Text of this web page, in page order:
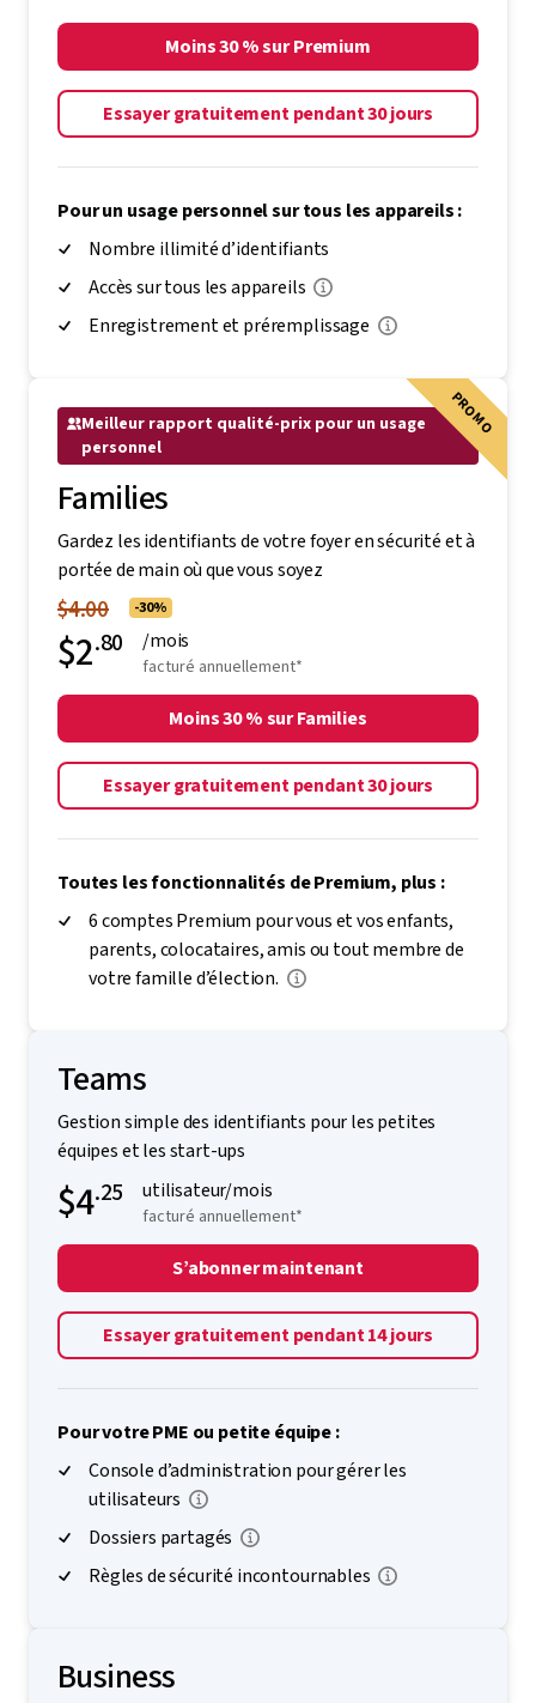
Moins 30 % sur Premium
Essayer gratuitement pendant 30 jours
Pour un usage personnel sur tous les appareils :
Nombre illimité d’identifiants
Accès sur tous les appareils
Enregistrement et préremplissage
PROMO
Meilleur rapport qualité-prix pour un usage
personnel
Families
Gardez les identifiants de votre foyer en sécurité et à
portée de main où que vous soyez
$4.00 -30%
$2.80 /mois
facturé annuellement*
Moins 30 % sur Families
Essayer gratuitement pendant 30 jours
Toutes les fonctionnalités de Premium, plus :
6 comptes Premium pour vous et vos enfants,
parents, colocataires, amis ou tout membre de
votre famille d’élection.
Teams
Gestion simple des identifiants pour les petites
équipes et les start-ups
$4.25 utilisateur/mois
facturé annuellement*
S’abonner maintenant
Essayer gratuitement pendant 14 jours
Pour votre PME ou petite équipe :
Console d’administration pour gérer les
utilisateurs
Dossiers partagés
Règles de sécurité incontournables
Business